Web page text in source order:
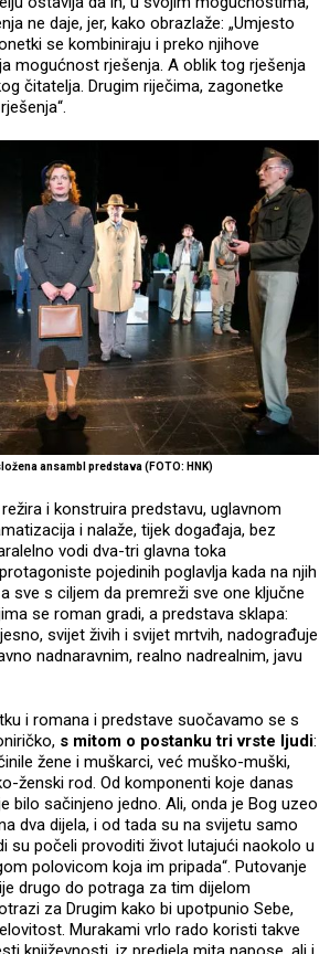
ne daje, jer, kako obrazlaže: „Umjesto
se kombiniraju i preko njihove
mogućnost rješenja. A oblik tog rješenja
čitatelja. Drugim riječima, zagonetke
ansambl predstava (FOTO: HNK)
i konstruira predstavu, uglavnom
i nalaže, tijek događaja, bez
vodi dva-tri glavna toka
pojedinih poglavlja kada na njih
sve s ciljem da premreži sve one ključne
se roman gradi, a predstava sklapa:
svijet živih i svijet mrtvih, nadograđuje
nadnaravnim, realno nadrealnim, javu
i romana i predstave suočavamo se s
s mitom o postanku tri vrste ljudi:
žene i muškarci, već muško-muški,
ženski rod. Od komponenti koje danas
bilo sačinjeno jedno. Ali, onda je Bog uzeo
dva dijela, i od tada su na svijetu samo
su počeli provoditi život lutajući naokolo u
polovicom koja im pripada“. Putovanje
drugo do potraga za tim dijelom
za Drugim kako bi upotpunio Sebe,
Murakami vrlo rado koristi takve